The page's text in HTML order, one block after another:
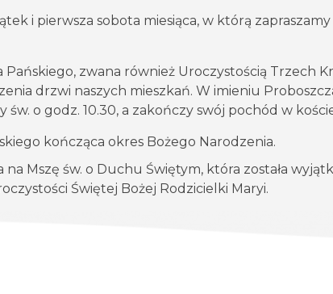
i pierwsza sobota miesiąca, w którą
zwana również Uroczystością Trzech
drzwi naszych mieszkań. W imieniu
o godz. 10.30, a zakończy swój pochód w
kończąca okres Bożego Narodzenia.
Mszę św. o Duchu Świętym, która została
Świętej Bożej Rodzicielki Maryi.